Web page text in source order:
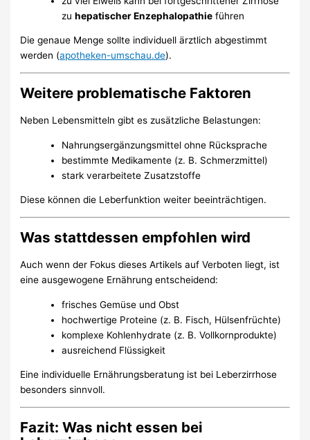
zuhepatischer Enzephalopathie führen
Die genaue Menge sollte individuell ärztlich abgestimmt
werden (apotheken-umschau.de).
Weitere problematische Faktoren
Neben Lebensmitteln gibt es zusätzliche Belastungen:
Nahrungsergänzungsmittel ohne Rücksprache
bestimmte Medikamente (z. B. Schmerzmittel)
stark verarbeitete Zusatzstoffe
Diese können die Leberfunktion weiter beeinträchtigen.
Was stattdessen empfohlen wird
Auch wenn der Fokus dieses Artikels auf Verboten liegt, ist
eine ausgewogene Ernährung entscheidend:
frisches Gemüse und Obst
hochwertige Proteine (z. B. Fisch, Hülsenfrüchte)
komplexe Kohlenhydrate (z. B. Vollkornprodukte)
ausreichend Flüssigkeit
Eine individuelle Ernährungsberatung ist bei Leberzirrhose
besonders sinnvoll.
Fazit: Was nicht essen bei